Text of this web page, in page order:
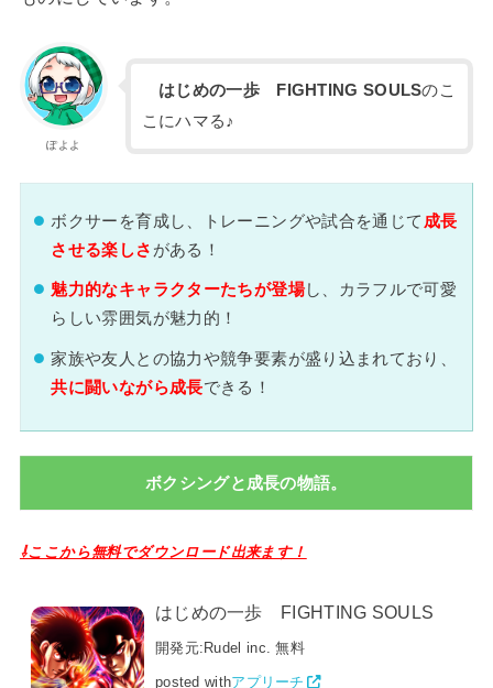
ぽよよ
はじめの一歩 FIGHTING SOULSのこ
こにハマる♪
ボクサーを育成し、トレーニングや試合を通じて 成長
させる楽しさ がある！
魅力的なキャラクターたちが登場し、カラフルで可愛
らしい雰囲気が魅力的！
家族や友人との協力や競争要素が盛り込まれており、
共に闘いながら成長できる！
ボクシングと成長の物語。
⇩ここから無料でダウンロード出来ます！
はじめの一歩 FIGHTING SOULS
開発元: Rudel inc. 無料
posted withアプリーチ